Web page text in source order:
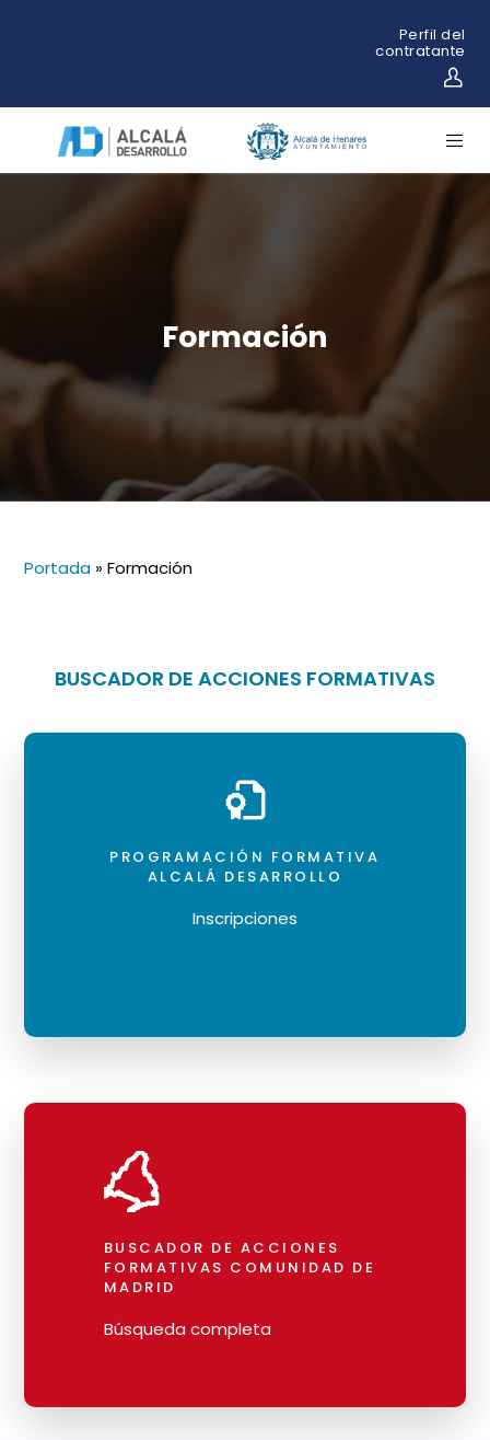
Perfil del
contratante
Formación
Portada »Formación
BUSCADOR DE ACCIONES FORMATIVAS
PROGRAMACIÓN FORMATIVA
ALCALÁ DESARROLLO
Inscripciones
BUSCADOR DE ACCIONES
FORMATIVAS COMUNIDAD DE
MADRID
Búsqueda completa